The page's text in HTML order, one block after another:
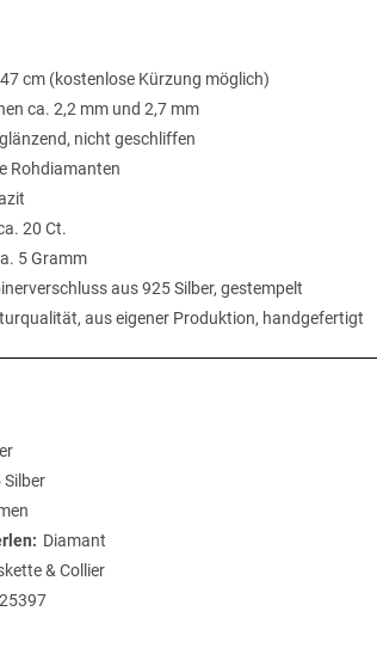
cm (kostenlose Kürzung möglich)
ca. 2,2 mm und 2,7 mm
nicht geschliffen
Rohdiamanten
20 Ct.
5 Gramm
aus 925 Silber, gestempelt
aus eigener Produktion, handgefertigt
Silber
Diamant
& Collier